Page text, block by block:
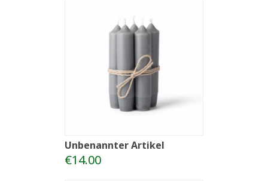
Unbenannter Artikel
€14.00